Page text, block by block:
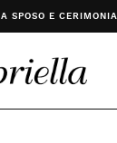
SPOSO E CERIMONIA